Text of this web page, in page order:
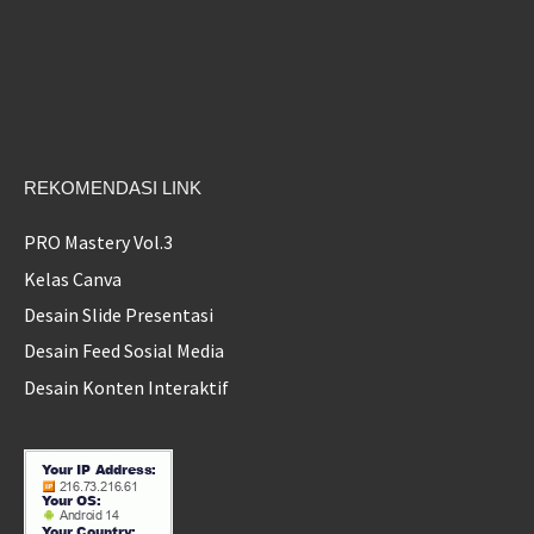
REKOMENDASI LINK
PRO Mastery Vol.3
Kelas Canva
Desain Slide Presentasi
Desain Feed Sosial Media
Desain Konten Interaktif